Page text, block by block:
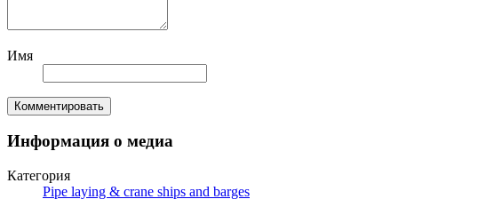
Имя
Комментировать
Информация о медиа
Категория
Pipe laying & crane ships and barges